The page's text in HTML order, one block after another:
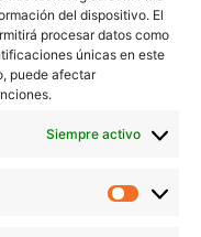
del dispositivo. El
procesar datos como
únicas en este
puede afectar
Siempre activo